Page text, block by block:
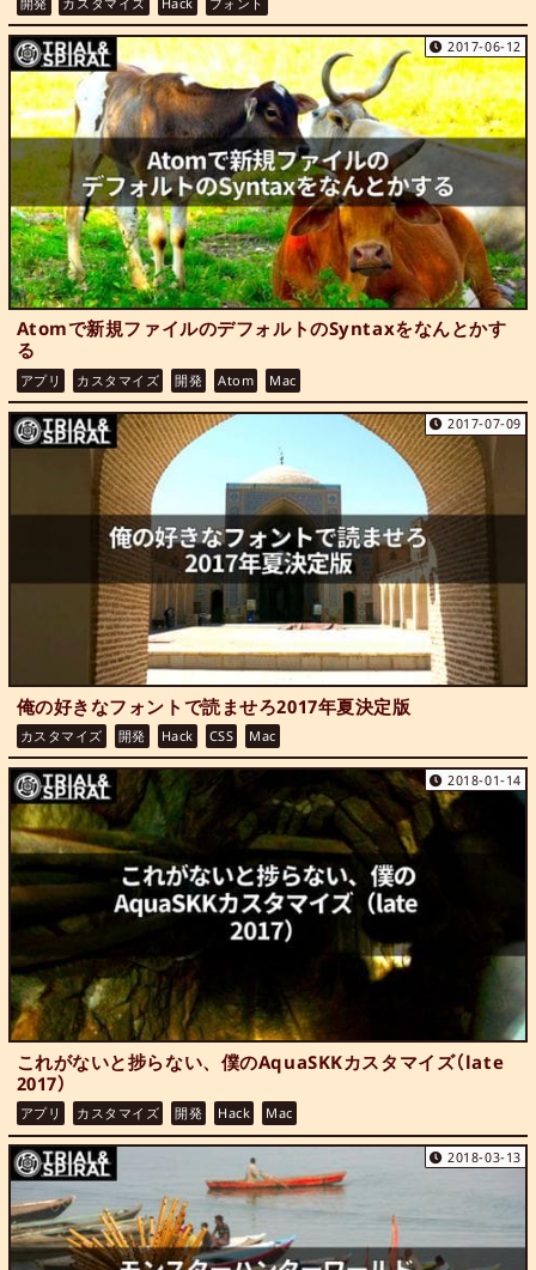
2017-06-12
Atomで新規ファイルのデフォルトのSyntaxをなんとかす
る
アプリ カスタマイズ 開発 Atom Mac
2017-07-09
俺の好きなフォントで読ませろ2017年夏決定版
カスタマイズ 開発 Hack CSS Mac
2018-01-14
これがないと捗らない、僕のAquaSKKカスタマイズ（late
2017）
アプリ カスタマイズ 開発 Hack Mac
2018-03-13